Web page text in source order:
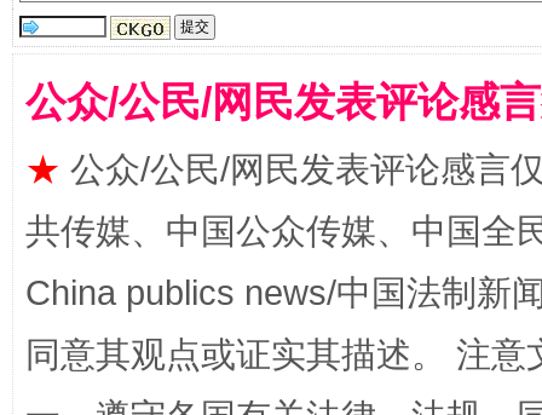
公众/公民/网民发表评论感
★ 公众/公民/网民发表评论感言
共传媒、中国公众传媒、中国全
China publics news/中国法制新
同意其观点或证实其描述。 注